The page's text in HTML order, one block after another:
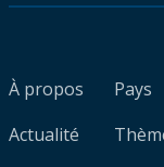
À propos
Actualité
Pays